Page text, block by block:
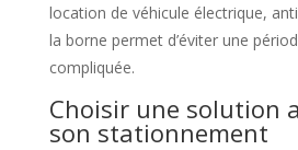
location de véhicule électrique,
la borne permet d’éviter une
compliquée.
Choisir une solution
son stationnement